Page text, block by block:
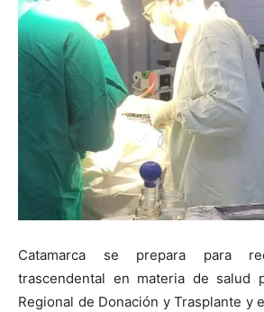
Catamarca se prepara para
trascendental en materia de salud
Regional de Donación y Trasplante y